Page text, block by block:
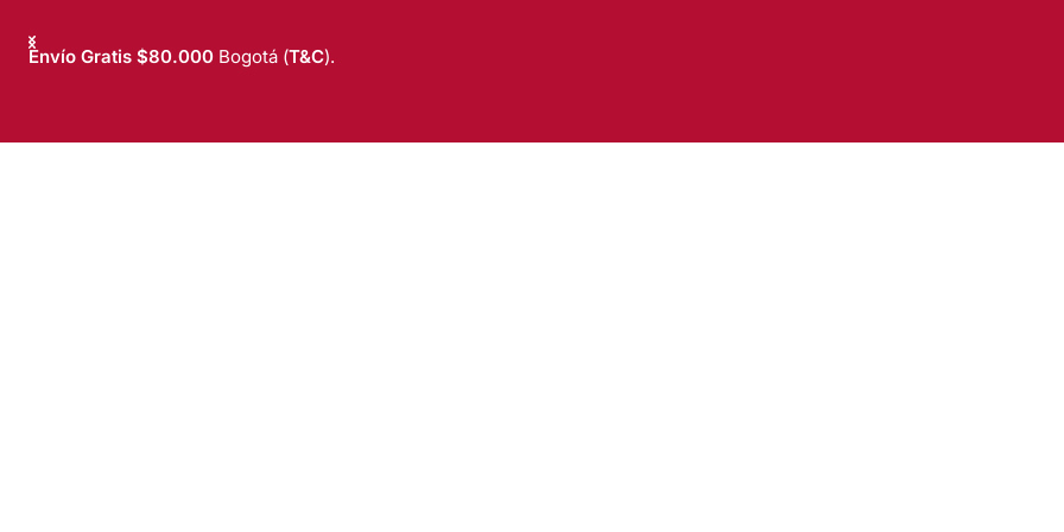
Envío Gratis $80.000 Bogotá (T&C).